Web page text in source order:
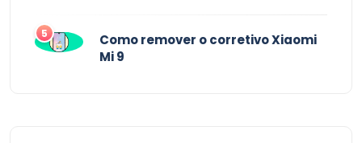
5
Como remover o corretivo Xiaomi
Mi 9